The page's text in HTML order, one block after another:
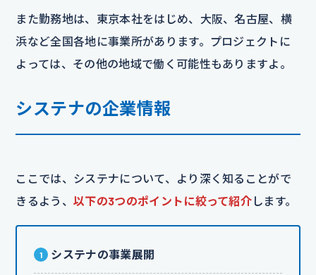
また勤務地は、東京本社をはじめ、大阪、名古屋、横
浜など全国各地に事業所があります。プロジェクトに
よっては、その他の地域で働く可能性もありますよ。
システナの企業情報
ここでは、システナについて、より深く知ることがで
きるよう、 以下の3つのポイントに絞って紹介 します。
システナの事業展開